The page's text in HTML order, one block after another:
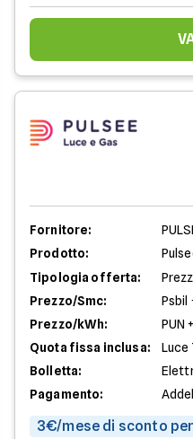
Fornitore:
Prodotto:
Tipologia offerta:
Prezzo/Smc:
Psbil
Prezzo/kWh:
PUN
Quota fissa inclusa:
Luce
Bolletta:
Pagamento:
3€/mese di sconto per